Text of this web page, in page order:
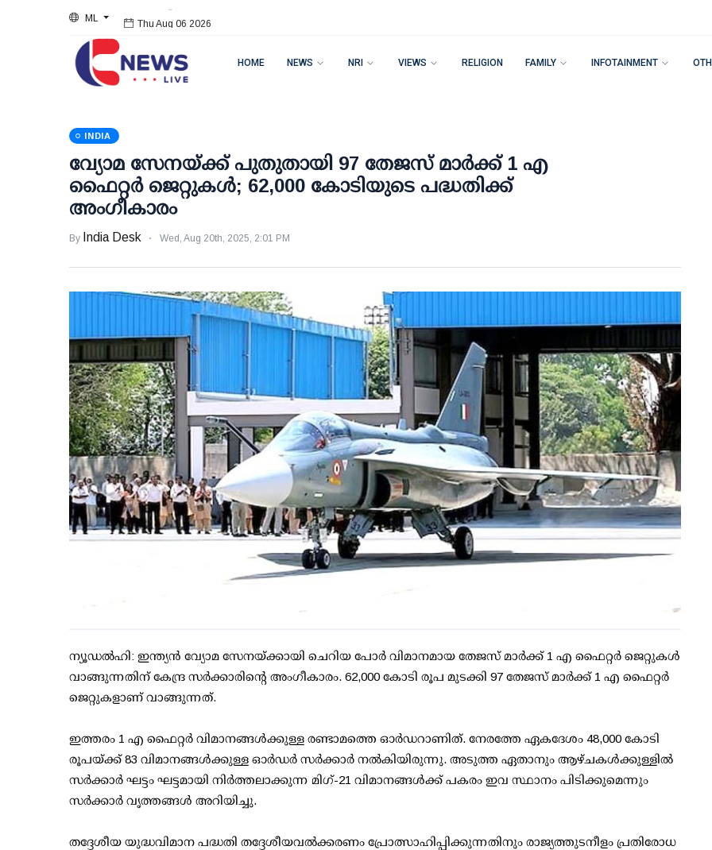
ML Thu Aug 06 2026
HOME NEWS NRI VIEWS RELIGION FAMILY INFOTAINMENT
INDIA
വ്യോമ സേനയ്ക്ക് പുതുതായി 97 തേജസ് മാര്‍ക്ക് 1 എ
ഫൈറ്റര്‍ ജെറ്റുകള്‍; 62,000 കോടിയുടെ പദ്ധതിക്ക്
അംഗീകാരം
By India Desk Wed, Aug 20th, 2025, 2:01 PM
ന്യൂഡല്‍ഹി: ഇന്ത്യന്‍ വ്യോമ സേനയ്ക്കായി ചെറിയ പോര്‍ വിമാനമായ തേജസ് മാര്‍ക്ക് 1 എ ഫൈറ്റര്‍ ജെറ്റുകള്‍
വാങ്ങുന്നതിന് കേന്ദ്ര സര്‍ക്കാരിന്റെ അംഗീകാരം. 62,000 കോടി രൂപ മുടക്കി 97 തേജസ് മാര്‍ക്ക് 1 എ ഫൈറ്റര്‍
ജെറ്റുകളാണ് വാങ്ങുന്നത്.
ഇത്തരം 1 എ ഫൈറ്റര്‍ വിമാനങ്ങള്‍ക്കുള്ള രണ്ടാമത്തെ ഓര്‍ഡറാണിത്. നേരത്തേ ഏകദേശം 48,000 കോടി
രൂപയ്ക്ക് 83 വിമാനങ്ങള്‍ക്കുള്ള ഓര്‍ഡര്‍ സര്‍ക്കാര്‍ നല്‍കിയിരുന്നു. അടുത്ത ഏതാനും ആഴ്ചകള്‍ക്കുള്ളില്‍
സര്‍ക്കാര്‍ ഘട്ടം ഘട്ടമായി നിര്‍ത്തലാക്കുന്ന മിഗ്-21 വിമാനങ്ങള്‍ക്ക് പകരം ഇവ സ്ഥാനം പിടിക്കുമെന്നും
സര്‍ക്കാര്‍ വൃത്തങ്ങള്‍ അറിയിച്ചു.
തദ്ദേശീയ യുദ്ധവിമാന പദ്ധതി തദ്ദേശീയവല്‍ക്കരണം പ്രോത്സാഹിപ്പിക്കുന്നതിനും രാജ്യത്തുടനീളം പ്രതിരോധ